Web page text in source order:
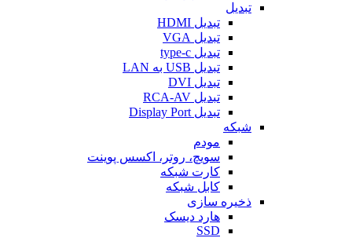
تبدیل
تبدیل HDMI
تبدیل VGA
تبدیل type-c
تبدیل USB به LAN
تبدیل DVI
تبدیل RCA-AV
تبدیل Display Port
شبکه
مودم
سویچ، روتر، اکسس پوینت
کارت شبکه
کابل شبکه
ذخیره سازی
هارد دیسک
SSD